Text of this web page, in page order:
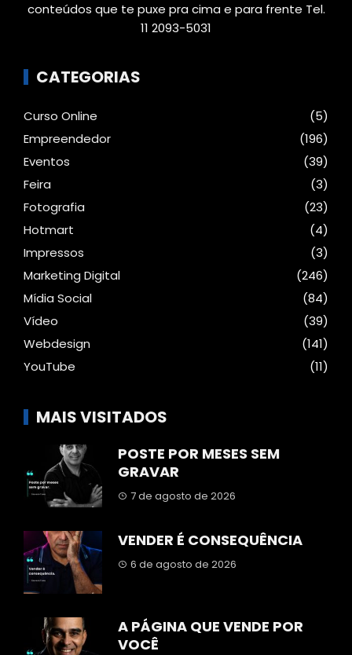
conteúdos que te puxe pra cima e para frente Tel.
11 2093-5031
CATEGORIAS
Curso Online
(5)
Empreendedor
(196)
Eventos
(39)
Feira
(3)
Fotografia
(23)
Hotmart
(4)
Impressos
(3)
Marketing Digital
(246)
Mídia Social
(84)
Vídeo
(39)
Webdesign
(141)
YouTube
(11)
MAIS VISITADOS
POSTE POR MESES SEM
GRAVAR
7 de agosto de 2026
VENDER É CONSEQUÊNCIA
6 de agosto de 2026
A PÁGINA QUE VENDE POR
VOCÊ